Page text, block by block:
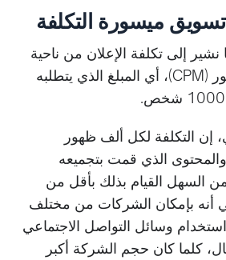
تسويق ميسورة التكلفة
نشير إلى تكلفة الإعلان من ناحية
التكلفة لكل ألف ظهور (CPM)، أي المبلغ الذي يتطلبه
التكلفة لكل ألف ظهور
الذي قمت بتجميعه
السهل القيام بذلك بأقل من
أنه بإمكان الشركات من مختلف
استخدام وسائل التواصل الاجتماعي
كلما كان حجم الشركة أكبر